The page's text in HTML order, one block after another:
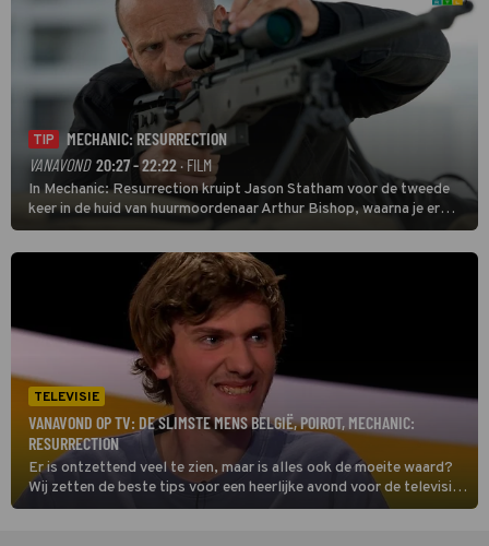
TIP
MECHANIC: RESURRECTION
VANAVOND 20:27 - 22:22· FILM
In Mechanic: Resurrection kruipt Jason Statham voor de tweede
keer in de huid van huurmoordenaar Arthur Bishop, waarna je er
donder op kunt zeggen dat er van Bishops geplande pensioen niet
veel terechtkomt.
TELEVISIE
VANAVOND OP TV: DE SLIMSTE MENS BELGIË, POIROT, MECHANIC:
RESURRECTION
Er is ontzettend veel te zien, maar is alles ook de moeite waard?
Wij zetten de beste tips voor een heerlijke avond voor de televisie
op een rij. Dit zijn de kijktips voor vrijdag 7 augustus 2026. Toch